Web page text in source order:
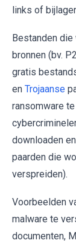
links of
Bestanden
bronnen (bv.
gratis
en Trojaanse
ransomware
downloaden
paarden die
verspreiden).
Voorbeelden
malware te
documenten,